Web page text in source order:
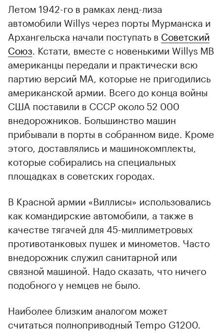
Летом 1942-го в рамках ленд-лиза
автомобили Willys через порты Мурманска и
Архангельска начали поступать в Советский
Союз. Кстати, вместе с новенькими Willys MB
американцы передали и практически всю
партию версий MA, которые не пригодились
американской армии. Всего до конца войны
США поставили в СССР около 52 000
внедорожников. Большинство машин
прибывали в порты в собранном виде. Кроме
этого, доставлялись и машинокомплекты,
которые собирались на специальных
площадках в советских городах.
В Красной армии «Виллисы» использовались
как командирские автомобили, а также в
качестве тягачей для 45-миллиметровых
противотанковых пушек и минометов. Часто
внедорожник служил санитарной или
связной машиной. Надо сказать, что ничего
подобного у немцев не было.
Наиболее близким аналогом может
считаться полноприводный Tempo G1200.